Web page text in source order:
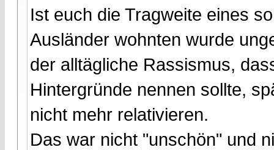
Ist euch die Tragweite eines
Ausländer wohnten wurde
der alltägliche Rassismus,
Hintergründe nennen sollte,
nicht mehr relativieren.
Das war nicht "unschön" und